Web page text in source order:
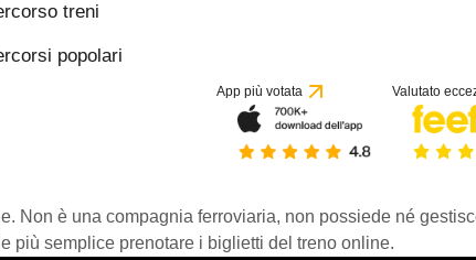
treni
popolari
App più votata Valutato
Non è una compagnia ferroviaria, non possiede né
più semplice prenotare i biglietti del treno online.